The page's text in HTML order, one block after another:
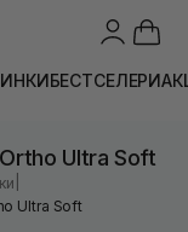
БЕСТСЕЛЕРИ
Ortho Ultra Soft
Ultra Soft